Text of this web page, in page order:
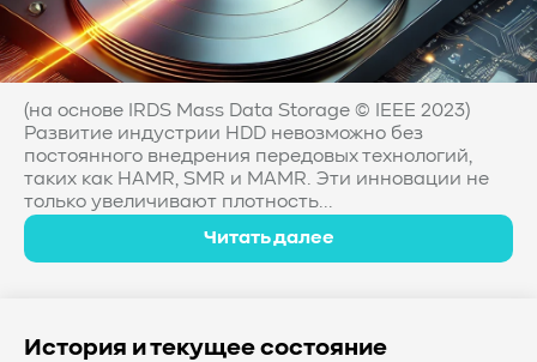
#Western Digital OptiNAND
##checkpoint
#Безопасность
#SMR
#Shingled Magnetic Recording
#NAS
#DM-SMR #HM-SMR #FDP
#RAID Offload
#Kioxia
(на основе IRDS Mass Data Storage © IEEE 2023)
Развитие индустрии HDD невозможно без
постоянного внедрения передовых технологий,
таких как HAMR, SMR и MAMR. Эти инновации не
только увеличивают плотность...
Читать далее
История и текущее состояние